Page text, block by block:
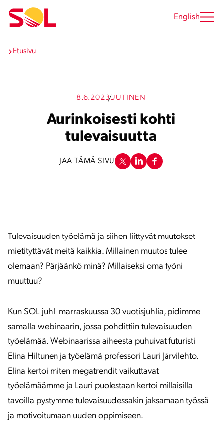
sisältöön
English
Etusivu
8.6.2023UUTINEN
Aurinkoisesti kohti
tulevaisuutta
JAA TÄMÄ SIVU
Tulevaisuuden työelämä ja siihen liittyvät muutokset
mietityttävät meitä kaikkia. Millainen muutos tulee
olemaan? Pärjäänkö minä? Millaiseksi oma työni
muuttuu?
Kun SOL juhli marraskuussa 30 vuotisjuhlia, pidimme
samalla webinaarin, jossa pohdittiin tulevaisuuden
työelämää. Webinaarissa aiheesta puhuivat futuristi
Elina Hiltunen ja työelämä professori Lauri Järvilehto.
Elina kertoi miten megatrendit vaikuttavat
työelämäämme ja Lauri puolestaan kertoi millaisilla
tavoilla pystymme tulevaisuudessakin jaksamaan työssä
ja motivoitumaan uuden oppimiseen.